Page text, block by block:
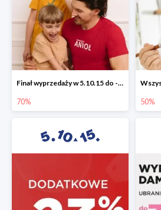
Finał wyprzedaży w 5.10.15 do -70%
70% 50%